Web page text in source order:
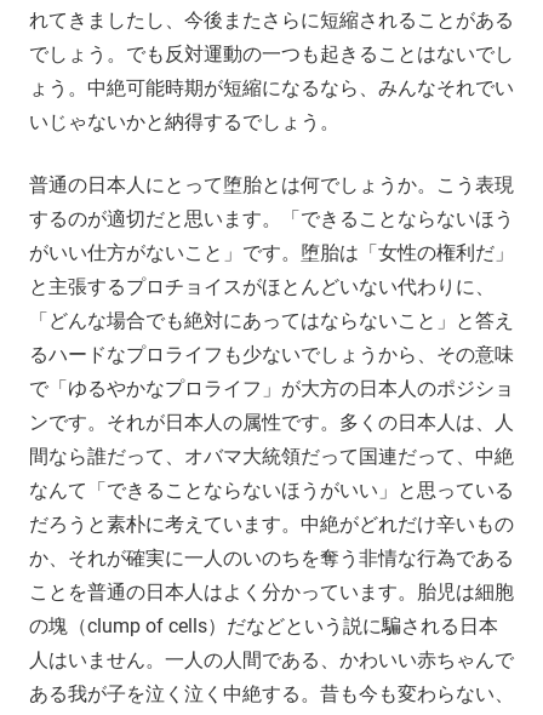
れてきましたし、今後またさらに短縮されることがある
でしょう。でも反対運動の一つも起きることはないでし
ょう。中絶可能時期が短縮になるなら、みんなそれでい
いじゃないかと納得するでしょう。
普通の日本人にとって堕胎とは何でしょうか。こう表現
するのが適切だと思います。「できることならないほう
がいい仕方がないこと」です。堕胎は「女性の権利だ」
と主張するプロチョイスがほとんどいない代わりに、
「どんな場合でも絶対にあってはならないこと」と答え
るハードなプロライフも少ないでしょうから、その意味
で「ゆるやかなプロライフ」が大方の日本人のポジショ
ンです。それが日本人の属性です。多くの日本人は、人
間なら誰だって、オバマ大統領だって国連だって、中絶
なんて「できることならないほうがいい」と思っている
だろうと素朴に考えています。中絶がどれだけ辛いもの
か、それが確実に一人のいのちを奪う非情な行為である
ことを普通の日本人はよく分かっています。胎児は細胞
の塊（clump of cells）だなどという説に騙される日本
人はいません。一人の人間である、かわいい赤ちゃんで
ある我が子を泣く泣く中絶する。昔も今も変わらない、